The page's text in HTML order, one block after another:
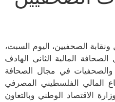
الصحفيين، اليوم السبت،
المالية الثاني الهادف
والصحفيات في مجال الصحافة
المالي الفلسطيني المصرفي
الاقتصاد الوطني وبالتعاون